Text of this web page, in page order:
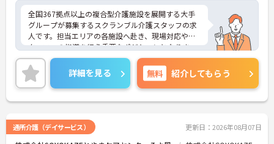
の「特別報酬」として目に見える形で還元されま
す。
・残業少なめの環境に加え、年間17日ものリフレッ
シュ休暇が用意されておりプライベートの時間を大
切にできます。
全国367拠点以上の複合型介護施設を展開する大手
グループが募集するスクランブル介護スタッフの求
人です。担当エリアの各施設へ赴き、現場対応やス
タッフへの指導を行う重要なポジションとなりま
す。賞与とは別に特別報酬の支給実績や各種手当が
充実しており、これまでのご経験を活かしてしっか
りとした収入を得られる環境です。また、有給休暇
とは別に年間17日間のリフレッシュ休暇が付与され
プライベートの時間を大切にしながら心身ともに余
となっており、自分らしいスタイルを維持できる点
も魅力です。在宅系から入居系まで幅広いサービス
詳細を見る 無料 紹介してもらう
通所介護（デイサービス） 更新日：2026年08月07日